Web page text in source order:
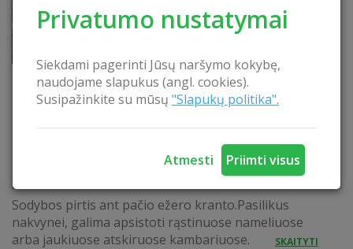
Privatumo nustatymai
Siekdami pagerinti Jūsų naršymo kokybę,
naudojame slapukus (angl. cookies).
Susipažinkite su mūsų "Slapukų politika".
Atmesti Priimti visus
PIRTIS ANT PAČIO EŽERO KRANTO
Sodybos pirtis ant pačio ežero kranto.Pasilikus
nakvynei, galima apsistoti rąstinuose nameliuose
arba jaukiuose atskiruose kambariuose.
SKAITYTI